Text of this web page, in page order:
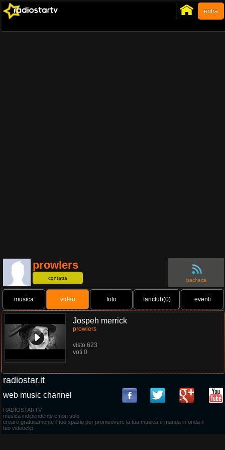
entra
prowlers
contatta bacheca
musica video foto fanclub(0) eventi
Jospeh merrick
prowlers
visto 623
voti 0
radiostar.it
web music channel
RADIOSTARTV
musica indipendente e non solo
creare gratuitamente il tuo spazio per promuovere la tua musica e manda in onda il
tuo videoclip